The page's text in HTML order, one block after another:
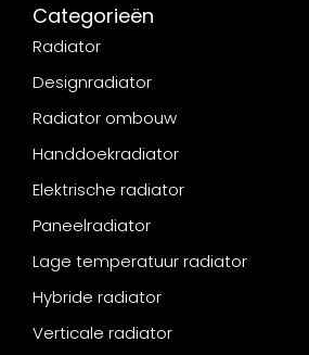
Categorieën
Radiator
Designradiator
Radiator ombouw
Handdoekradiator
Elektrische radiator
Paneelradiator
Lage temperatuur radiator
Hybride radiator
Verticale radiator